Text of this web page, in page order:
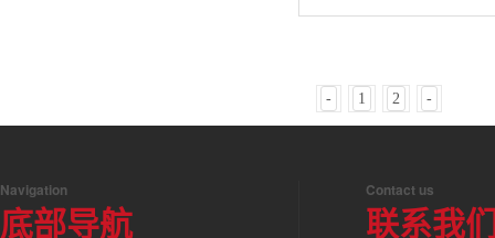
- 1 2 -
Navigation
底部导航
Contact us
联系我